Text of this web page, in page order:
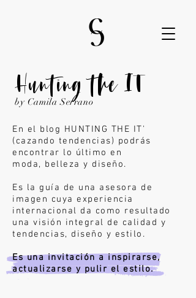
Hunting the IT
by Camila Serrano
En el blog HUNTING THE IT'
(cazando tendencias) podrás
encontrar lo último en
moda, belleza y diseño.
Es la guía de una asesora de
imagen cuya experiencia
internacional da como resultado
una visión integral de calidad y
tendencias, diseño y estilo.
Es una invitación a inspirarse,
actualizarse y pulir el estilo.